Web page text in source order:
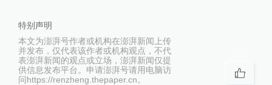
特别声明
本文为澎湃号作者或机构在澎湃新闻上传
并发布，仅代表该作者或机构观点，不代
表澎湃新闻的观点或立场，澎湃新闻仅提
供信息发布平台。申请澎湃号请用电脑访
问https://renzheng.thepaper.cn。